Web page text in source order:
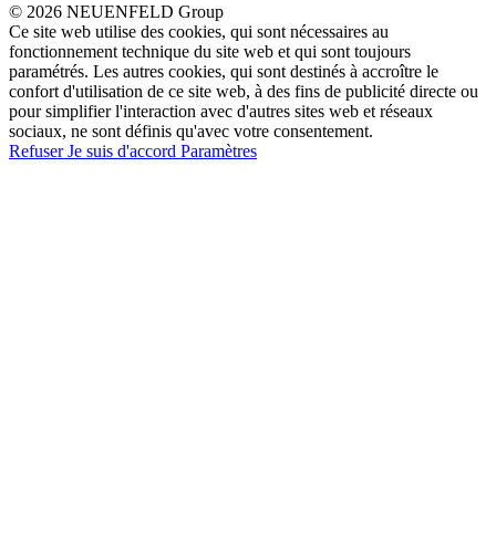
© 2026 NEUENFELD Group
Ce site web utilise des cookies, qui sont nécessaires au
fonctionnement technique du site web et qui sont toujours
paramétrés. Les autres cookies, qui sont destinés à accroître le
confort d'utilisation de ce site web, à des fins de publicité directe ou
pour simplifier l'interaction avec d'autres sites web et réseaux
sociaux, ne sont définis qu'avec votre consentement.
RefuserJe suis d'accord Paramètres